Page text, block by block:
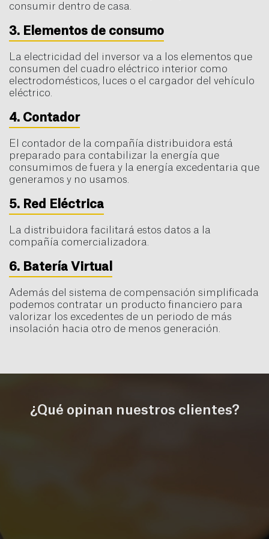
consumir dentro de casa.
3. Elementos de consumo
La electricidad del inversor va a los elementos que
consumen del cuadro eléctrico interior como
electrodomésticos, luces o el cargador del vehículo
eléctrico.
4. Contador
El contador de la compañía distribuidora está
preparado para contabilizar la energía que
consumimos de fuera y la energía excedentaria que
generamos y no usamos.
5. Red Eléctrica
La distribuidora facilitará estos datos a la
compañía comercializadora.
6. Batería Virtual
Además del sistema de compensación simplificada
podemos contratar un producto financiero para
valorizar los excedentes de un periodo de más
insolación hacia otro de menos generación.
¿Qué opinan nuestros clientes?